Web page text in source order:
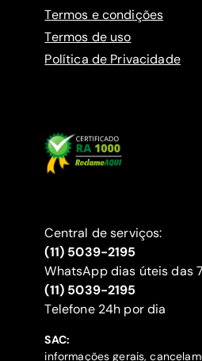
Termos e condições
Termos de uso
Política de Privacidade
Central de serviços:
(11) 5039-2195
WhatsApp dias úteis das
(11) 5039-2195
‍Telefone 24h por dia
SAC:
informações gerais,